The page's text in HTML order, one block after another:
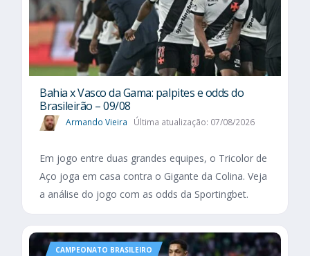
Bahia x Vasco da Gama: palpites e odds do
Brasileirão – 09/08
Armando Vieira Última atualização: 07/08/2026
Em jogo entre duas grandes equipes, o Tricolor de
Aço joga em casa contra o Gigante da Colina. Veja
a análise do jogo com as odds da Sportingbet.
CAMPEONATO BRASILEIRO